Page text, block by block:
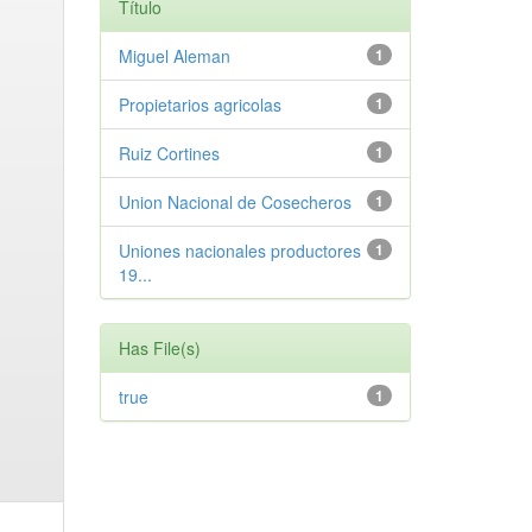
Título
1
Miguel Aleman
1
Propietarios agricolas
1
Ruiz Cortines
1
Union Nacional de Cosecheros
1
Uniones nacionales productores
19...
Has File(s)
1
true